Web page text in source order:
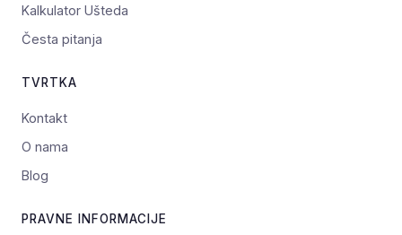
Kalkulator Ušteda
Česta pitanja
TVRTKA
Kontakt
O nama
Blog
PRAVNE INFORMACIJE